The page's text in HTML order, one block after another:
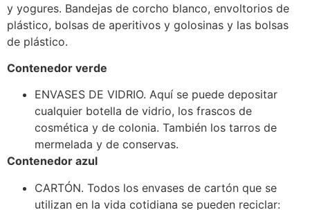
y yogures. Bandejas de corcho blanco, envoltorios de
plástico, bolsas de aperitivos y golosinas y las bolsas
de plástico.
Contenedor verde
ENVASES DE VIDRIO. Aquí se puede depositar
cualquier botella de vidrio, los frascos de
cosmética y de colonia. También los tarros de
mermelada y de conservas.
Contenedor azul
CARTÓN. Todos los envases de cartón que se
utilizan en la vida cotidiana se pueden reciclar: